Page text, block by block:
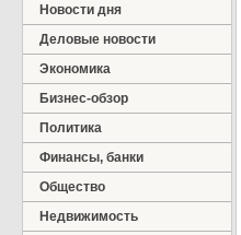
Новости дня
Деловые новости
Экономика
Бизнес-обзор
Политика
Финансы, банки
Общество
Недвижимость